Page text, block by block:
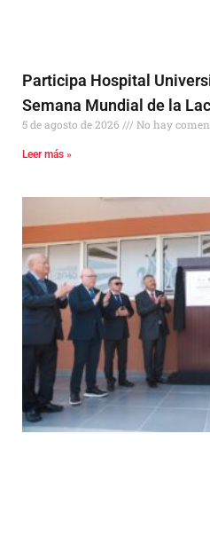
Participa Hospital
Semana Mundial de la
5 de agosto de 2026 No hay
Leer más »